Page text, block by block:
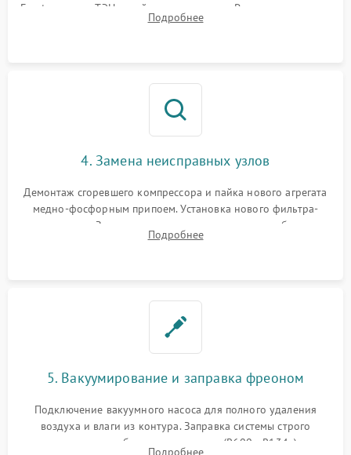
Frost, включая ТЭН оттайки и вентилятор. Ремонт или замена
платы управления при сбоях алгоритмов.
Подробнее
4. Замена неисправных узлов
Демонтаж сгоревшего компрессора и пайка нового агрегата
медно-фосфорным припоем. Установка нового фильтра-
осушителя. Замена изношенных вентиляторов обдува,
сломанных заслонок или поврежденных дверных петель.
Подробнее
5. Вакуумирование и заправка фреоном
Подключение вакуумного насоса для полного удаления
воздуха и влаги из контура. Заправка системы строго
дозированным объемом хладагента (R600a, R134a) по
Подробнее